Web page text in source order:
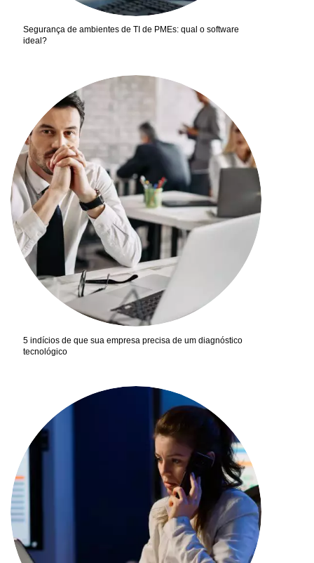
Segurança de ambientes de TI de PMEs: qual o software
ideal?
5 indícios de que sua empresa precisa de um diagnóstico
tecnológico